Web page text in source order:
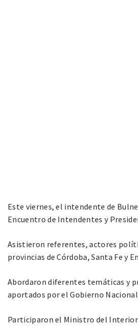
Este viernes, el intendente de
Encuentro de Intendentes y
Asistieron referentes, actores
provincias de Córdoba, Santa Fe y
Abordaron diferentes temáticas y
aportados por el Gobierno
Participaron el Ministro del Interior